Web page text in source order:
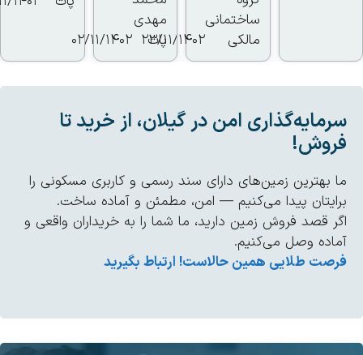
ساختمانی
مالکی
23/11/1402
مهدی
پات
02/11/1402
امن در گیلان، از خرید تا
بهترین زمین‌های دارای سند رسمی و کاربری مسکونی را
پیدا می‌کنیم — امن، مطمئن و آماده ساخت.
قصد فروش زمین دارید، ما شما را به خریداران واقعی و
وصل می‌کنیم.
طلایی همین حالاست! ارتباط بگیرید